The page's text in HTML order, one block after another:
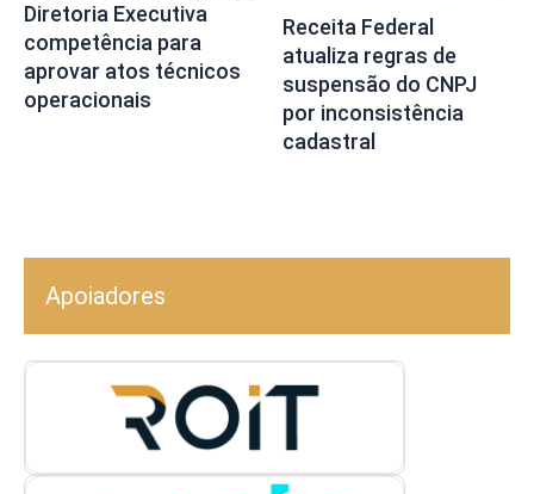
Diretoria Executiva
competência para
aprovar atos técnicos
operacionais
Receita Federal
atualiza regras de
suspensão do CNPJ
por inconsistência
cadastral
Apoiadores